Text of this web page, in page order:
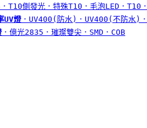
．T10側發光 ．特殊T10 ．毛泡LED ．T10
UV燈 ．UV400(防水) ．UV400(不防水)
．億光2835 ．璀璨雙尖 ．SMD ．COB